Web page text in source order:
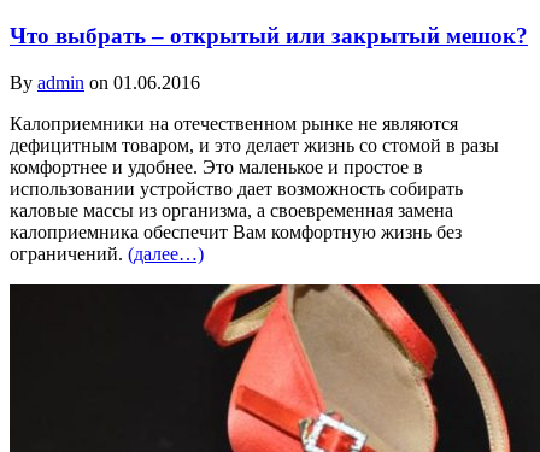
Что выбрать – открытый или закрытый мешок?
By admin on 01.06.2016
Калоприемники на отечественном рынке не являются
дефицитным товаром, и это делает жизнь со стомой в разы
комфортнее и удобнее. Это маленькое и простое в
использовании устройство дает возможность собирать
каловые массы из организма, а своевременная замена
калоприемника обеспечит Вам комфортную жизнь без
ограничений. (далее…)